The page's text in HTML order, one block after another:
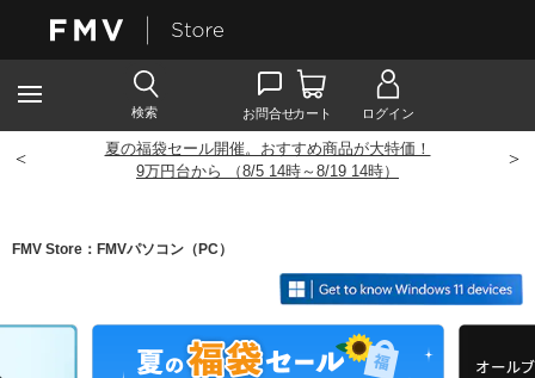
夏の福袋セール開催。おすすめ商品が大特価！
9万円台から （8/5 14時～8/19 14時）
< >
FMV Store：FMVパソコン（PC）